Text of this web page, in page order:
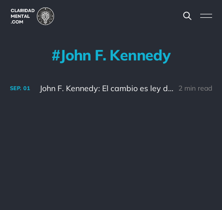
John F. Kennedy
SEP. 01 John F. Kennedy: El cambio es ley de vida. Cualquiera que sólo mire al pasado o al presente, se perderá el futuro 2 min read